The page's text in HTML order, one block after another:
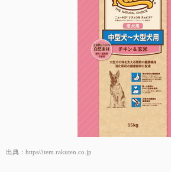
出典： https//item.rakuten.co.jp